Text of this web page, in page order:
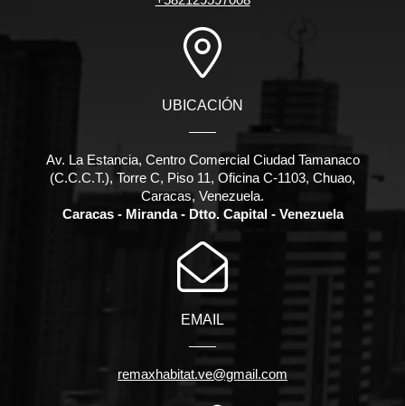
UBICACIÓN
Av. La Estancia, Centro Comercial Ciudad Tamanaco
(C.C.C.T.), Torre C, Piso 11, Oficina C-1103, Chuao,
Caracas, Venezuela.
Caracas - Miranda - Dtto. Capital - Venezuela
EMAIL
remaxhabitat.ve@gmail.com